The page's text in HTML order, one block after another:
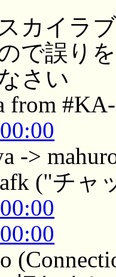
カイラ
で誤り
さい
from
->
("チャ